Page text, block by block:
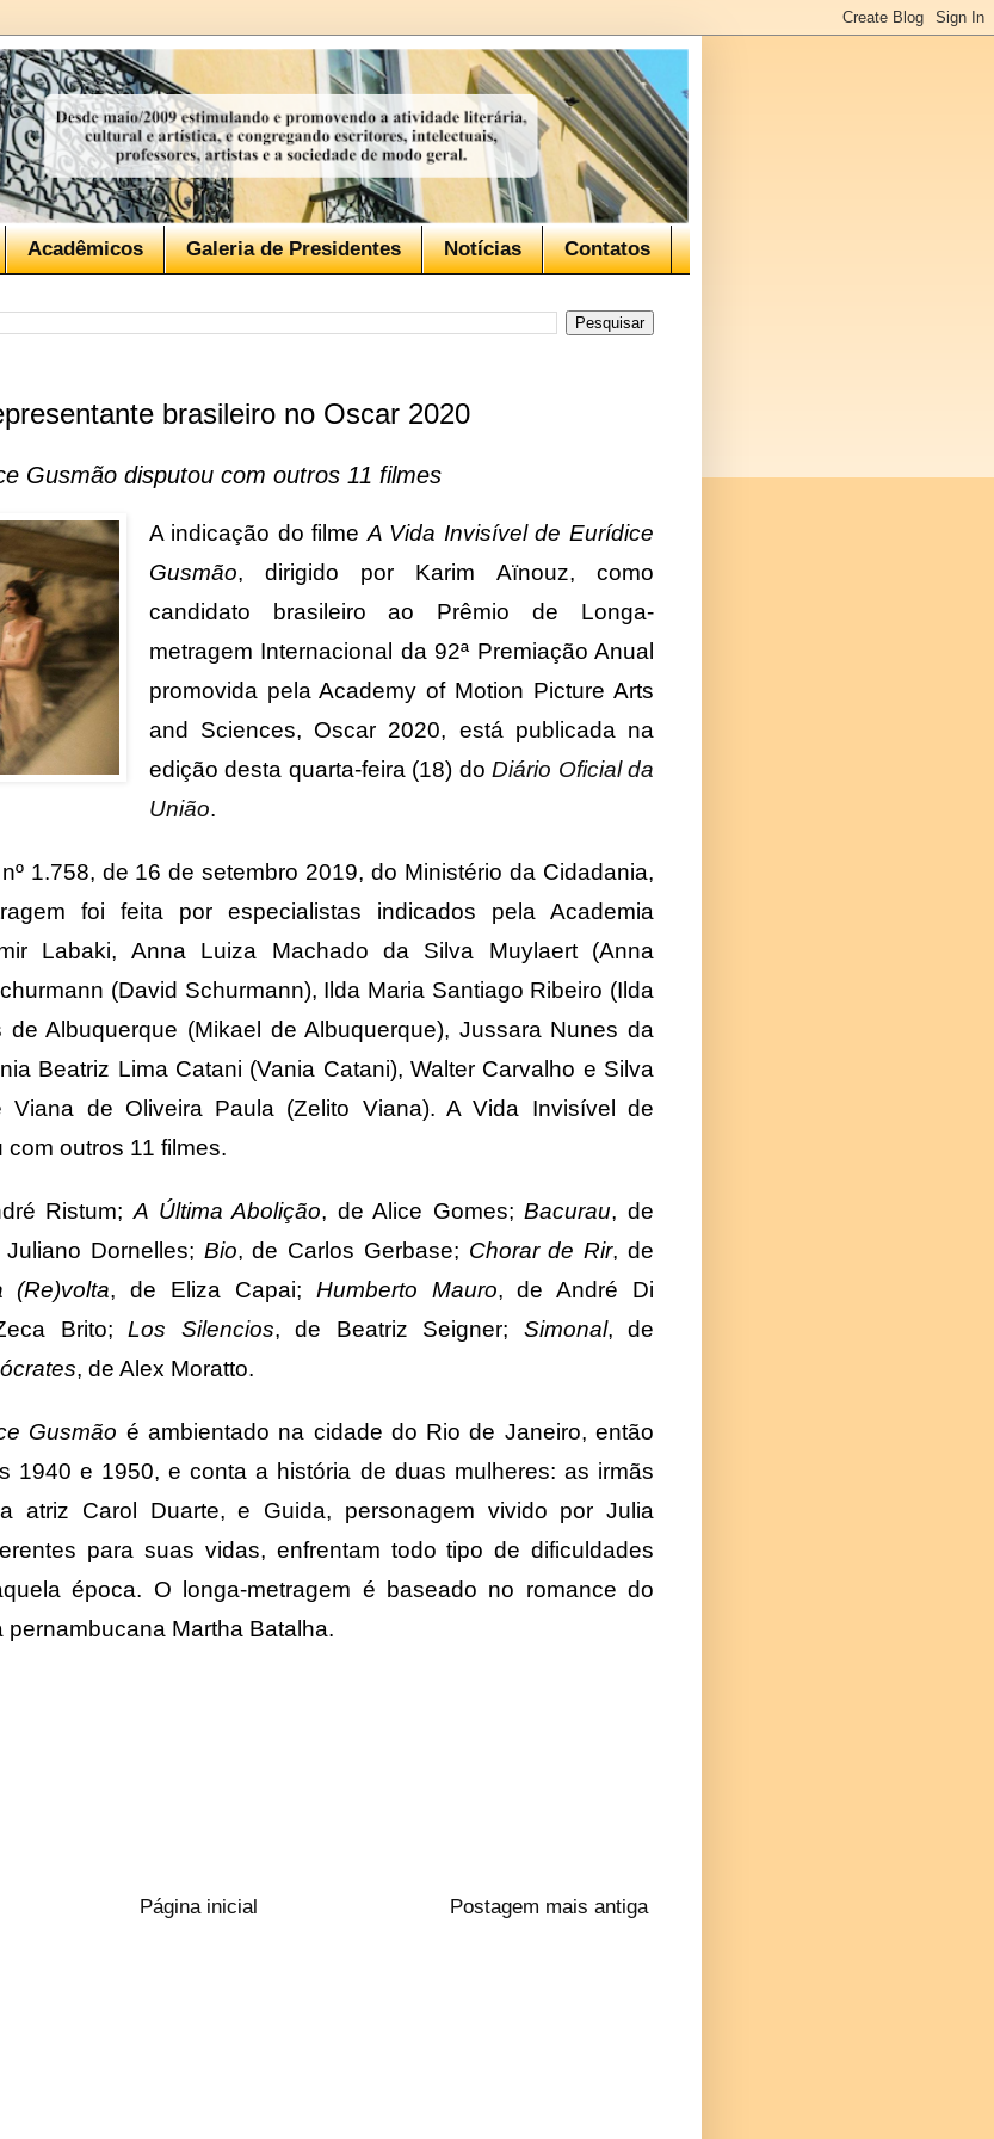
Acadêmicos Galeria de Presidentes Notícias Contatos
brasileiro no Oscar 2020
Gusmão disputou com outros 11 filmes
A indicação do filme A Vida Invisível de Eurídice
Gusmão, dirigido por Karim Aïnouz, como
candidato brasileiro ao Prêmio de Longa-
metragem Internacional da 92ª Premiação Anual
promovida pela Academy of Motion Picture Arts
and Sciences, Oscar 2020, está publicada na
edição desta quarta-feira (18) doDiário Oficial da
União.
1.758, de 16 de setembro 2019, do Ministério da Cidadania,
foi feita por especialistas indicados pela Academia
Labaki, Anna Luiza Machado da Silva Muylaert (Anna
(David Schurmann), Ilda Maria Santiago Ribeiro (Ilda
de Albuquerque (Mikael de Albuquerque), Jussara Nunes da
Beatriz Lima Catani (Vania Catani), Walter Carvalho e Silva
Viana de Oliveira Paula (Zelito Viana). A Vida Invisível de
outros 11 filmes.
Ristum;A Última Abolição, de Alice Gomes;Bacurau, de
Dornelles; Bio, de Carlos Gerbase; Chorar de Rir, de
(Re)volta, de Eliza Capai; Humberto Mauro, de André Di
Brito;Los Silencios, de Beatriz Seigner; Simonal, de
, de Alex Moratto.
Gusmão é ambientado na cidade do Rio de Janeiro, então
1940 e 1950, e conta a história de duas mulheres: as irmãs
atriz Carol Duarte, e Guida, personagem vivido por Julia
para suas vidas, enfrentam todo tipo de dificuldades
época. O longa-metragem é baseado no romance do
Martha Batalha.
Postagem mais antiga
Página inicial